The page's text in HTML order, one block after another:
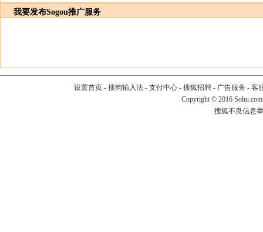
我要发布Sogou推广服务
设置首页- 搜狗输入法- 支付中心- 搜狐招聘- 广告服务 - 客
Copyright © 2016
搜狐不良信息